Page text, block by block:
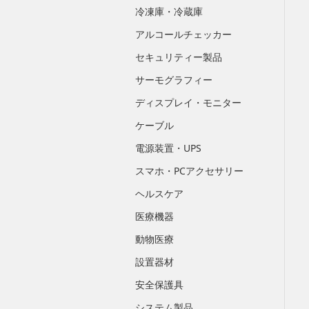
冷凍庫・冷蔵庫
アルコールチェッカー
セキュリティー製品
サーモグラフィー
ディスプレイ・モニター
ケーブル
電源装置・UPS
スマホ・PCアクセサリー
ヘルスケア
医療機器
動物医療
設置器材
安全保護具